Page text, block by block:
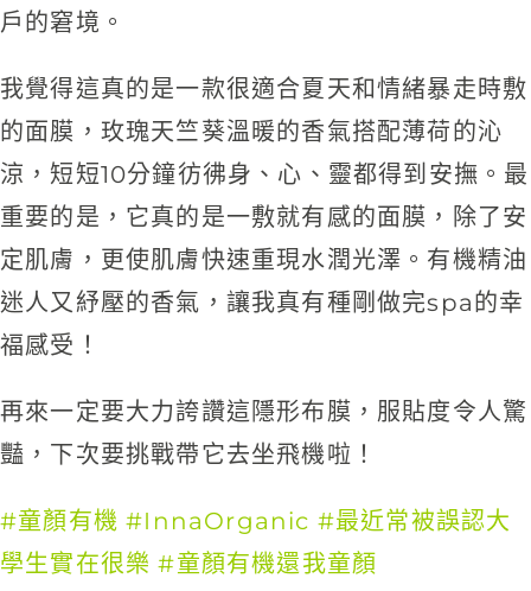
戶的窘境。
我覺得這真的是一款很適合夏天和情緒暴走時敷
的面膜，玫瑰天竺葵溫暖的香氣搭配薄荷的沁
涼，短短10分鐘彷彿身、心、靈都得到安撫。最
重要的是，它真的是一敷就有感的面膜，除了安
定肌膚，更使肌膚快速重現水潤光澤。有機精油
迷人又紓壓的香氣，讓我真有種剛做完spa的幸
福感受！
再來一定要大力誇讚這隱形布膜，服貼度令人驚
豔，下次要挑戰帶它去坐飛機啦！
#童顏有機#InnaOrganic #最近常被誤認大
學生實在很樂#童顏有機還我童顏